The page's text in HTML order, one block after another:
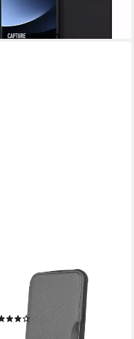
2-3 Werktagen bei dir
Hülle Smart
Handy Hülle
UVP